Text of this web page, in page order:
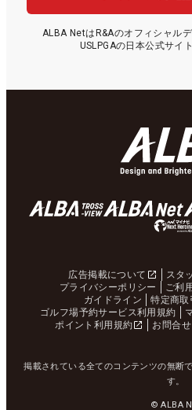
ALBA NetはR&Aのオフィシャル
USLPGAの日本公式サイ
広告掲載について スタ
プライバシーポリシー
ご利
ガイドライン
特定商取
ゴルフ場予約サービス利用規約
ポイント利用規約
お問合せ
掲載されている全てのコンテンツの無断
す。
© ALBA